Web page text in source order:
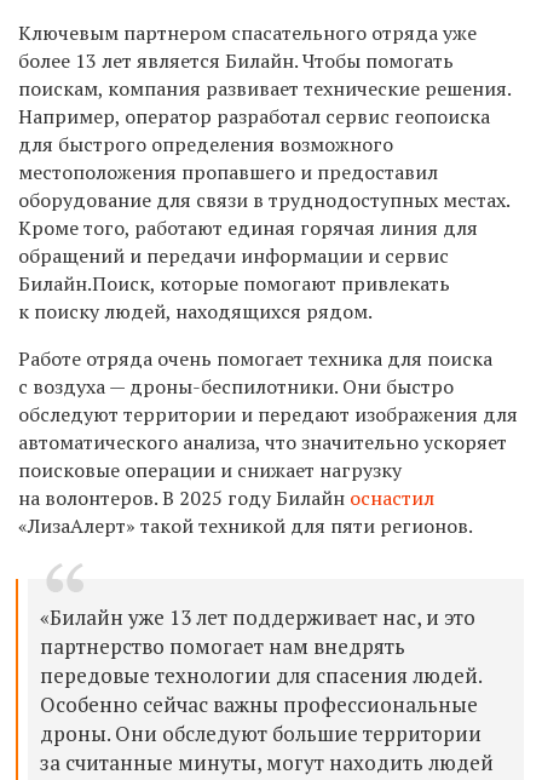
Ключевым партнером спасательного отряда уже
более 13 лет является Билайн. Чтобы помогать
поискам, компания развивает технические решения.
Например, оператор разработал сервис геопоиска
для быстрого определения возможного
местоположения пропавшего и предоставил
оборудование для связи в труднодоступных местах.
Кроме того, работают единая горячая линия для
обращений и передачи информации и сервис
Билайн.Поиск, которые помогают привлекать
к поиску людей, находящихся рядом.
Работе отряда очень помогает техника для поиска
с воздуха — дроны-беспилотники. Они быстро
обследуют территории и передают изображения для
автоматического анализа, что значительно ускоряет
поисковые операции и снижает нагрузку
на волонтеров. В 2025 году Билайн оснастил
«ЛизаАлерт» такой техникой для пяти регионов.
«Билайн уже 13 лет поддерживает нас, и это
партнерство помогает нам внедрять
передовые технологии для спасения людей.
Особенно сейчас важны профессиональные
дроны. Они обследуют большие территории
за считанные минуты, могут находить людей